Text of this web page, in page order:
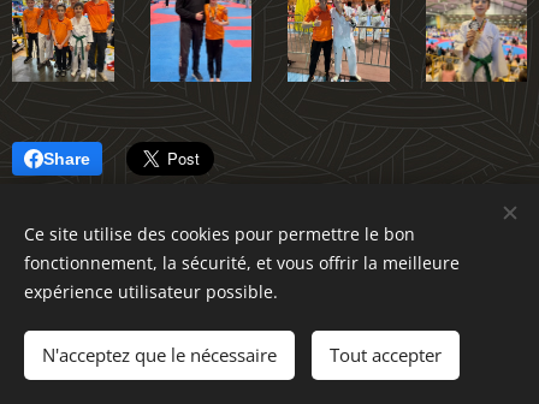
Share
© 2024École de taekwondo.Tous droits réservés.
Optimisé parWebnode Cookies
Ce site utilise des cookies pour permettre le bon
fonctionnement, la sécurité, et vous offrir la meilleure
expérience utilisateur possible.
N'acceptez que le nécessaire Tout accepter